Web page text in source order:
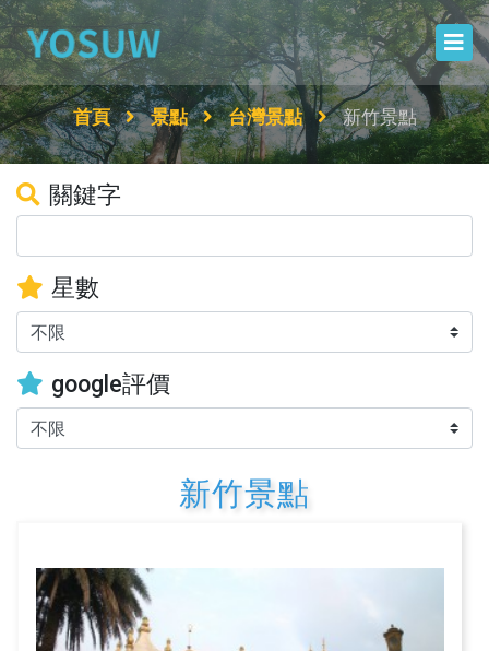
首頁 景點 台灣景點 新竹景點
關鍵字
星數
google評價
新竹景點